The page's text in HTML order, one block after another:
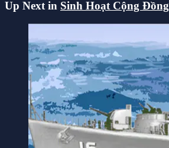
Up Next in Sinh Hoạt Cộng Đồng